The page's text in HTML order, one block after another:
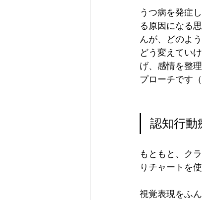
うつ病を発症
る原因になる
んが、どのよ
どう変えてい
げ、感情を整
プローチです
認知行動
もともと、ク
りチャートを
視覚表現をふ